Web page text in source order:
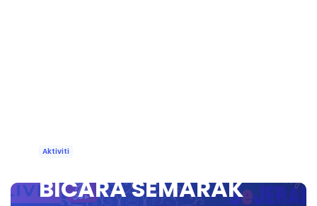
Aktiviti
BICARA SEMARAK